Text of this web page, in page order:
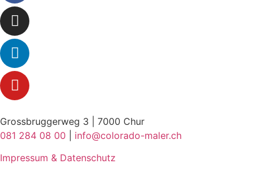
Grossbruggerweg 3 | 7000 Chur
081 284 08 00
info@colorado-maler.ch
Impressum & Datenschutz